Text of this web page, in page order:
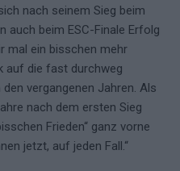
nach seinem Sieg beim
auch beim ESC-Finale Erfolg
mal ein bisschen mehr
auf die fast durchweg
vergangenen Jahren. Als
nach dem ersten Sieg
Frieden“ ganz vorne
jetzt, auf jeden Fall.“